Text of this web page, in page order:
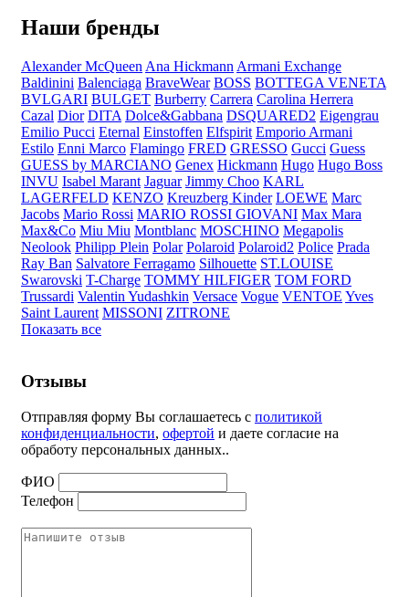
Наши бренды
Alexander McQueen Ana Hickmann Armani Exchange
Baldinini Balenciaga BraveWear BOSS BOTTEGA VENETA
BVLGARI BULGET Burberry Carrera Carolina Herrera
Cazal Dior DITA Dolce&Gabbana DSQUARED2 Eigengrau
Emilio Pucci Eternal Einstoffen Elfspirit Emporio Armani
Estilo Enni Marco Flamingo FRED GRESSO Gucci Guess
GUESS by MARCIANO Genex Hickmann Hugo Hugo Boss
INVU Isabel Marant Jaguar Jimmy Choo KARL
LAGERFELD KENZO Kreuzberg Kinder LOEWE Marc
Jacobs Mario Rossi MARIO ROSSI GIOVANI Max Mara
Max&Co Miu Miu Montblanc MOSCHINO Megapolis
Neolook Philipp Plein Polar Polaroid Polaroid2 Police Prada
Ray Ban Salvatore Ferragamo Silhouette ST.LOUISE
Swarovski T-Charge TOMMY HILFIGER TOM FORD
Trussardi Valentin Yudashkin Versace Vogue VENTOE Yves
Saint Laurent MISSONI ZITRONE
Показать все
Отзывы
Отправляя форму Вы соглашаетесь с политикой
конфиденциальности, офертой и даете согласие на
обработу персональных данных..
ФИО
Телефон